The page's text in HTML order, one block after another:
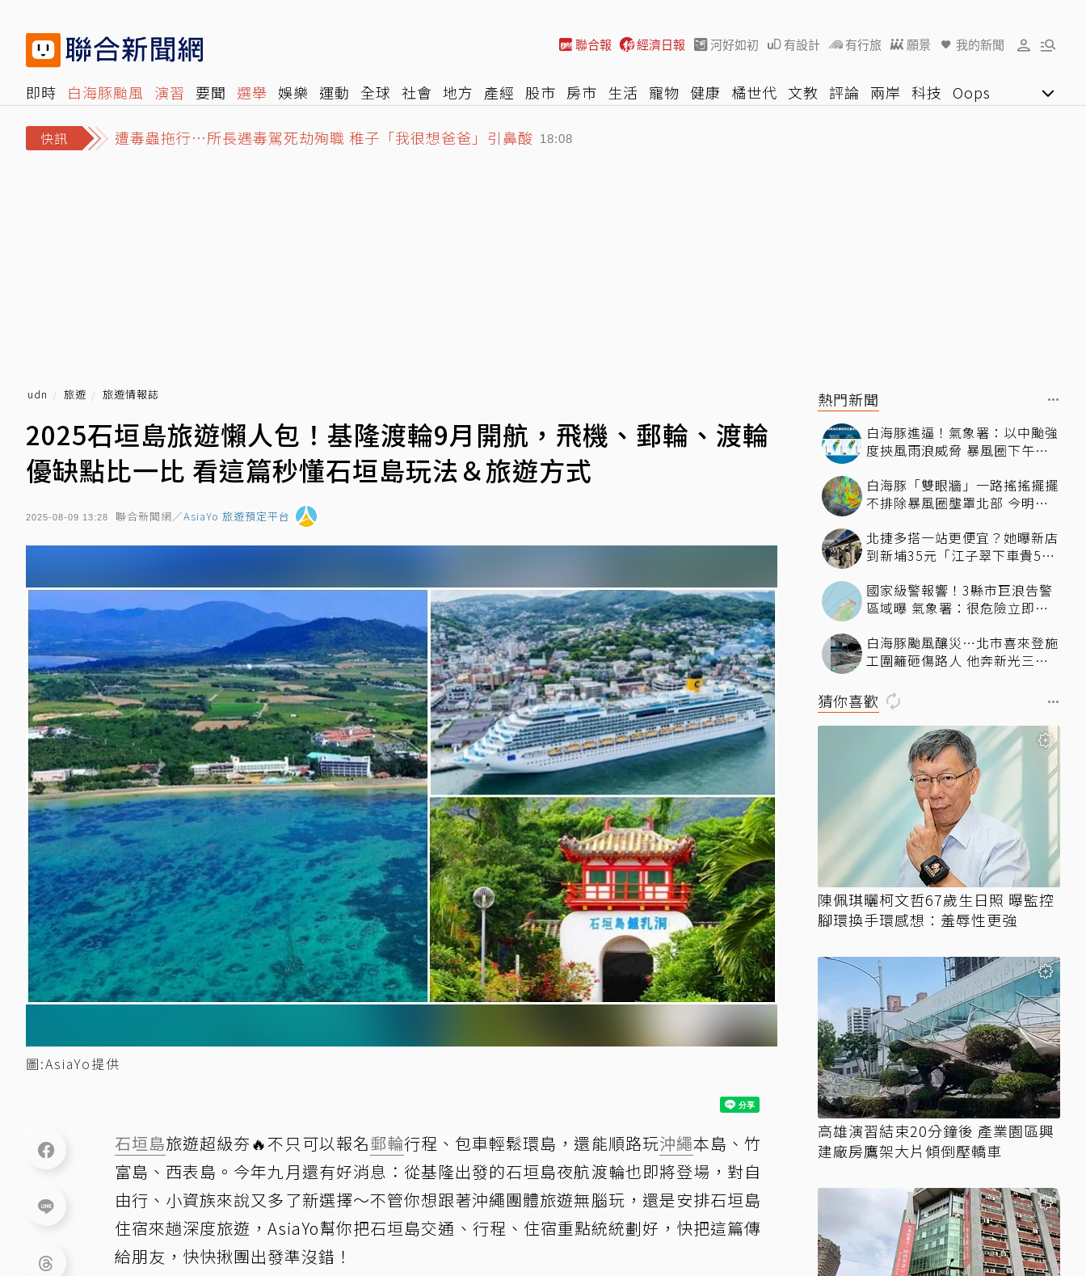
聯合報 經濟日報 河好如初 有設計 有行旅 願景 我的新聞
即時 白海豚颱風 演習 要聞 選舉 娛樂 運動 全球 社會 地方 產經 股市 房市 生活 寵物 健康 橘世代 文教 評論 兩岸 科技 Oops
快訊
遭毒蟲拖行…所長遇毒駕死劫殉職 稚子「我很想爸爸」引鼻酸
日職／孫易磊後援2局6打席、17球搞定 最速156公里飆2K 17:45
udn 旅遊 旅遊情報誌
2025石垣島旅遊懶人包！基隆渡輪9月開航，飛機、郵輪、渡輪
優缺點比一比 看這篇秒懂石垣島玩法＆旅遊方式
2025-08-09 13:28 聯合新聞網／AsiaYo 旅遊預定平台
圖:AsiaYo提供
石垣島旅遊超級夯🔥不只可以報名郵輪行程、包車輕鬆環島，還能順路玩沖繩本島、竹
富島、西表島。今年九月還有好消息：從基隆出發的石垣島夜航渡輪也即將登場，對自
由行、小資族來說又多了新選擇～不管你想跟著沖繩團體旅遊無腦玩，還是安排石垣島
住宿來趟深度旅遊，AsiaYo幫你把石垣島交通、行程、住宿重點統統劃好，快把這篇傳
給朋友，快快揪團出發準沒錯！
熱門新聞
白海豚進逼！氣象署：以中颱強
度挾風雨浪威脅 暴風圈下午影
白海豚「雙眼牆」一路搖搖擺擺
不排除暴風圈壟罩北部 今明最
北捷多搭一站更便宜？她曝新店
到新埔35元「江子翠下車貴5
國家級警報響！3縣市巨浪告警
區域曝 氣象署：很危險立即遠
白海豚颱風釀災…北市喜來登施
工圍籬砸傷路人 他奔新光三越
猜你喜歡
陳佩琪曬柯文哲67歲生日照 曝監控
腳環換手環感想：羞辱性更強
高雄演習結束20分鐘後 產業園區興
建廠房鷹架大片傾倒壓轎車